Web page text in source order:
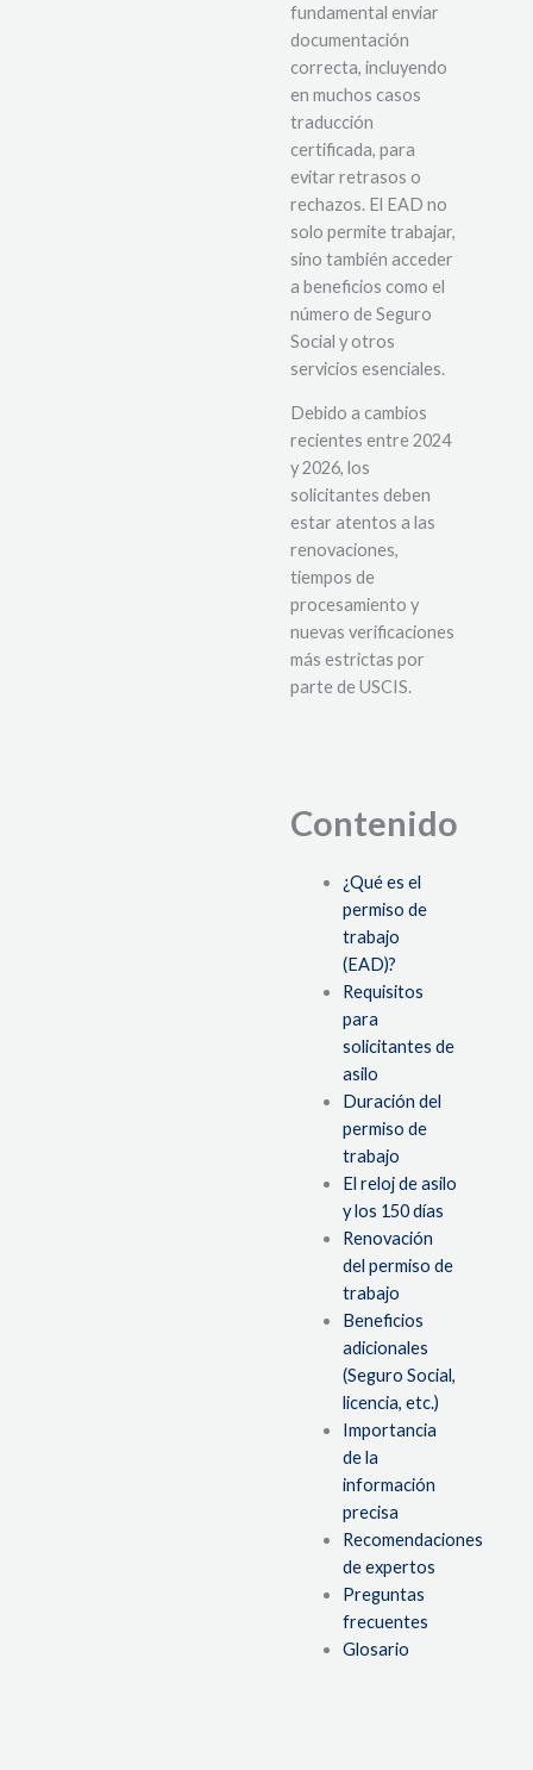
fundamental enviar
documentación
correcta, incluyendo
en muchos casos
traducción
certificada, para
evitar retrasos o
rechazos. El EAD no
solo permite trabajar,
sino también acceder
a beneficios como el
número de Seguro
Social y otros
servicios esenciales.
Debido a cambios
recientes entre 2024
y 2026, los
solicitantes deben
estar atentos a las
renovaciones,
tiempos de
procesamiento y
nuevas verificaciones
más estrictas por
parte de USCIS.
Contenido
¿Qué es el
permiso de
trabajo
(EAD)?
Requisitos
para
solicitantes de
asilo
Duración del
permiso de
trabajo
El reloj de asilo
y los 150 días
Renovación
del permiso de
trabajo
Beneficios
adicionales
(Seguro Social,
licencia, etc.)
Importancia
de la
información
precisa
Recomendaciones
de expertos
Preguntas
frecuentes
Glosario